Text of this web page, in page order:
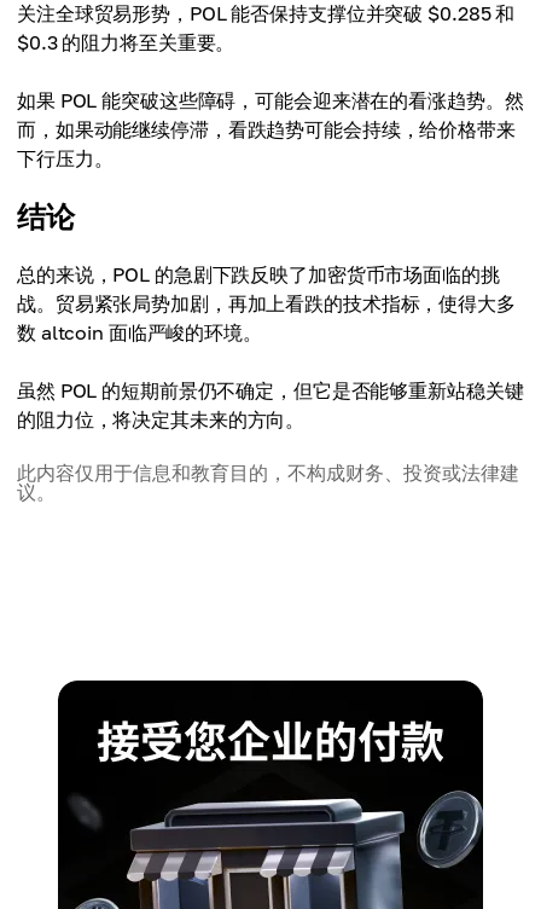
关注全球贸易形势，POL 能否保持支撑位并突破 $0.285 和
$0.3 的阻力将至关重要。
如果 POL 能突破这些障碍，可能会迎来潜在的看涨趋势。然
而，如果动能继续停滞，看跌趋势可能会持续，给价格带来
下行压力。
结论
总的来说，POL 的急剧下跌反映了加密货币市场面临的挑
战。贸易紧张局势加剧，再加上看跌的技术指标，使得大多
数 altcoin 面临严峻的环境。
虽然 POL 的短期前景仍不确定，但它是否能够重新站稳关键
的阻力位，将决定其未来的方向。
此内容仅用于信息和教育目的，不构成财务、投资或法律建
议。